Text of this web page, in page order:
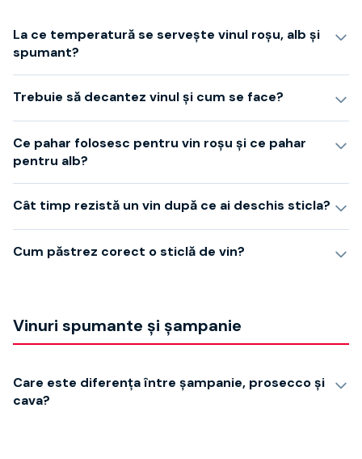
La ce temperatură se servește vinul roșu, alb și
spumant?
Trebuie să decantez vinul și cum se face?
Ce pahar folosesc pentru vin roșu și ce pahar
pentru alb?
Cât timp rezistă un vin după ce ai deschis sticla?
Cum păstrez corect o sticlă de vin?
Vinuri spumante și șampanie
Care este diferența între șampanie, prosecco și
cava?